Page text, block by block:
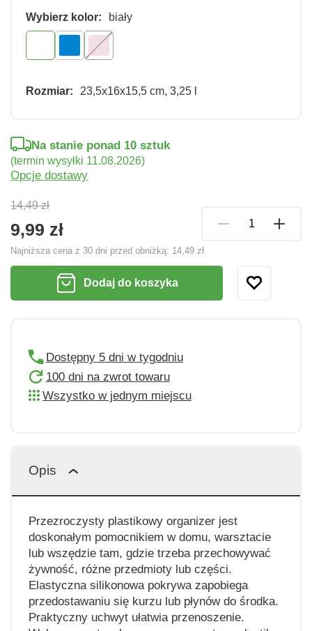
Wybierz kolor: biały
Rozmiar: 23,5x16x15,5 cm, 3,25 l
14,49 zł
9,99 zł
Najniższa cena z 30 dni przed obniżką: 14,49 zł
Na stanie ponad 10 sztuk
(termin wysyłki 11.08.2026)
Opcje dostawy
Dodaj do koszyka
Dostępny 5 dni w tygodniu
100 dni na zwrot towaru
Wszystko w jednym miejscu
Opis
Przezroczysty plastikowy organizer jest
doskonałym pomocnikiem w domu, warsztacie
lub wszędzie tam, gdzie trzeba przechowywać
żywność, różne przedmioty lub części.
Elastyczna silikonowa pokrywa zapobiega
przedostawaniu się kurzu lub płynów do środka.
Praktyczny uchwyt ułatwia przenoszenie.